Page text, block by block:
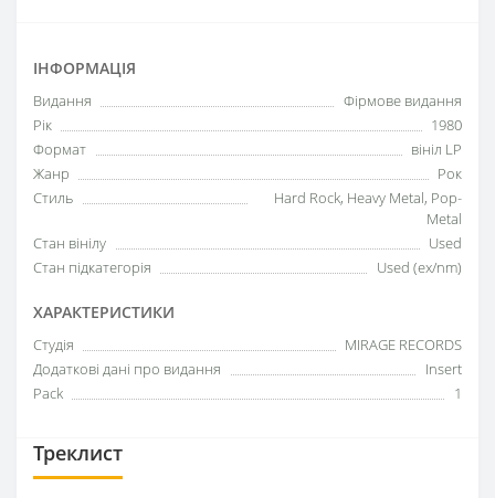
ІНФОРМАЦІЯ
Видання
Фірмове видання
Рік
1980
Формат
вініл LP
Жанр
Рок
Стиль
Hard Rock, Heavy Metal, Pop-
Metal
Стан вінілу
Used
Стан підкатегорія
Used (ex/nm)
ХАРАКТЕРИСТИКИ
Студія
MIRAGE RECORDS
Додаткові дані про видання
Insert
Pack
1
Треклист